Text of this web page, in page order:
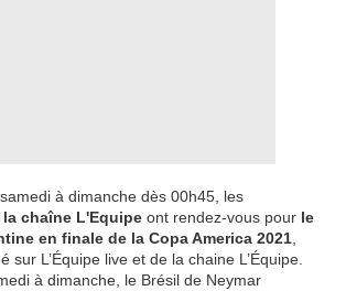
à dimanche dès 00h45, les
la chaîne L'Equipe ont rendez-vous pour le
en finale de la Copa America 2021
sur L’Équipe live et de la chaine L’Équipe.
à dimanche, le Brésil de Neymar